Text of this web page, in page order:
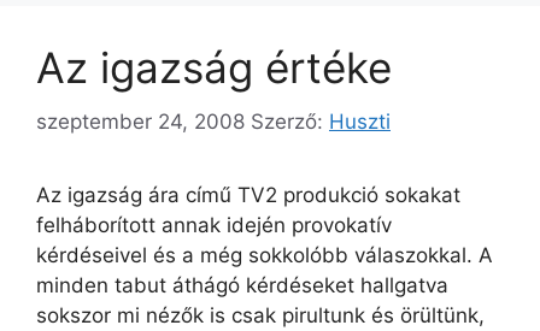
Az igazság értéke
szeptember 24, 2008 Szerző: Huszti
Az igazság ára című TV2 produkció sokakat
felháborított annak idején provokatív
kérdéseivel és a még sokkolóbb válaszokkal. A
minden tabut áthágó kérdéseket hallgatva
sokszor mi nézők is csak pirultunk és örültünk,